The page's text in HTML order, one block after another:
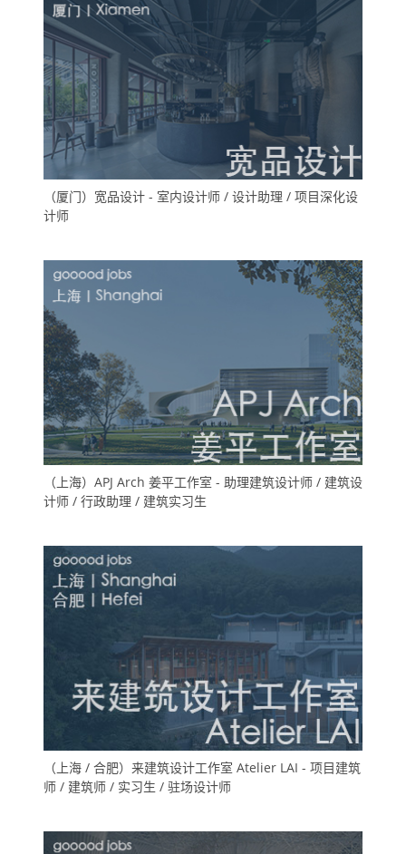
（厦门）宽品设计 - 室内设计师 / 设计助理 / 项目深化设
计师
（上海）APJ Arch 姜平工作室 - 助理建筑设计师 / 建筑设
计师 / 行政助理 / 建筑实习生
（上海 / 合肥）来建筑设计工作室 Atelier LAI - 项目建筑
师 / 建筑师 / 实习生 / 驻场设计师